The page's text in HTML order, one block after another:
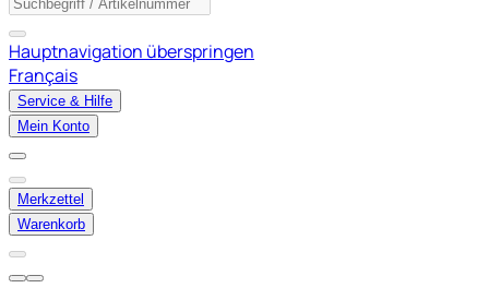
Hauptnavigation überspringen
Français
Service & Hilfe
Mein Konto
Merkzettel
Warenkorb